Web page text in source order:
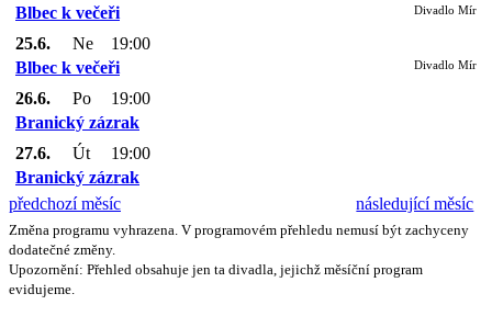
Blbec k večeři
Divadlo Mír
25.6. Ne
19:00
Blbec k večeři
Divadlo Mír
26.6. Po
19:00
Branický zázrak
27.6.
Út
19:00
Branický zázrak
předchozí měsíc
následující měsíc
Změna programu vyhrazena. V programovém přehledu nemusí být zachyceny
dodatečné změny.
Upozornění: Přehled obsahuje jen ta divadla, jejichž měsíční program
evidujeme.